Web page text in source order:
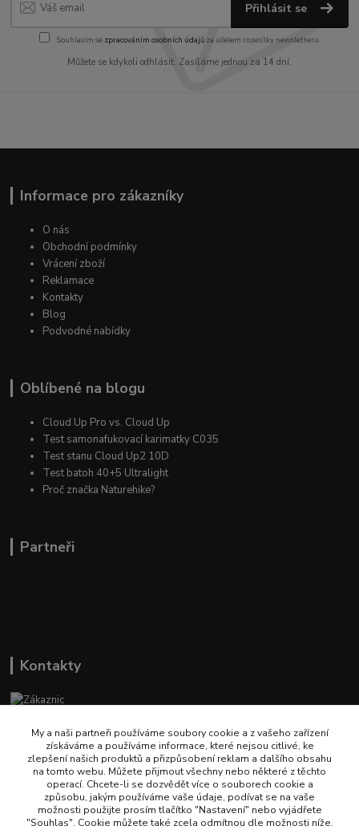
Přihlásit se
Souhlasím se zpracováním osobních údajůza účelem rozesílky newsletteru.
Můžete se kdykoli odhlásit. Zasíláme jednou za 14 dní.
Informace pro zákazníky
O nás
Obchodní podmínky
Vrácení zboží
Reklamace
Kontakty
Blog
Podvodné nabídky
Oblíbené na blogu
Cloud Up Pro vs. Cloud Up
Test samonafukovací karimatky C035
Test stanu Cloud Up2 10D
Test batoh 40+5 Ultralight
Proč značka Naturehike?
Partneři
Kontakty
info@naturehikecz.cz
My a naši partneři používáme soubory cookie a z vašeho zařízení
získáváme a používáme informace, které nejsou citlivé, ke
zlepšení našich produktů a přizpůsobení reklam a dalšího obsahu
na tomto webu. Můžete přijmout všechny nebo některé z těchto
operací. Chcete-li se dozvědět více o souborech cookie a
způsobu, jakým používáme vaše údaje, podívat se na vaše
možnosti použijte prosím tlačítko "Nastavení" nebo vyjádřete
"Souhlas". Cookie můžete také zcela odmítnou dle možnosti níže.